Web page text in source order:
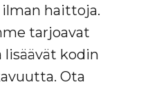
haittoja.
tarjoavat
lisäävät kodin
Ota